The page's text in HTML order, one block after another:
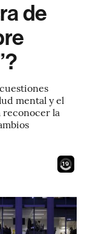
de
mental y el
reconocer la
17